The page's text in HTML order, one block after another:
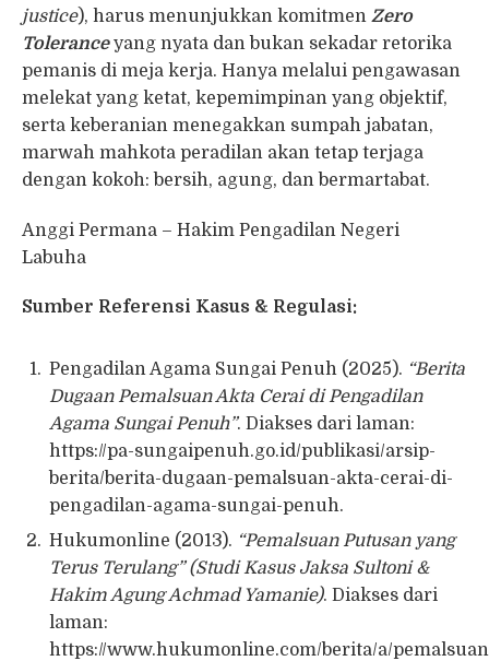
justice), harus menunjukkan komitmen Zero
Toleranceyang nyata dan bukan sekadar retorika
pemanis di meja kerja. Hanya melalui pengawasan
melekat yang ketat, kepemimpinan yang objektif,
serta keberanian menegakkan sumpah jabatan,
marwah mahkota peradilan akan tetap terjaga
dengan kokoh: bersih, agung, dan bermartabat.
Anggi Permana – Hakim Pengadilan Negeri
Labuha
Sumber Referensi Kasus & Regulasi:
Pengadilan Agama Sungai Penuh (2025). “Berita
Dugaan Pemalsuan Akta Cerai di Pengadilan
Agama Sungai Penuh”. Diakses dari laman:
https://pa-sungaipenuh.go.id/publikasi/arsip-
berita/berita-dugaan-pemalsuan-akta-cerai-di-
pengadilan-agama-sungai-penuh.
Hukumonline (2013). “Pemalsuan Putusan yang
Terus Terulang” (Studi Kasus Jaksa Sultoni &
Hakim Agung Achmad Yamanie). Diakses dari
laman:
https://www.hukumonline.com/berita/a/